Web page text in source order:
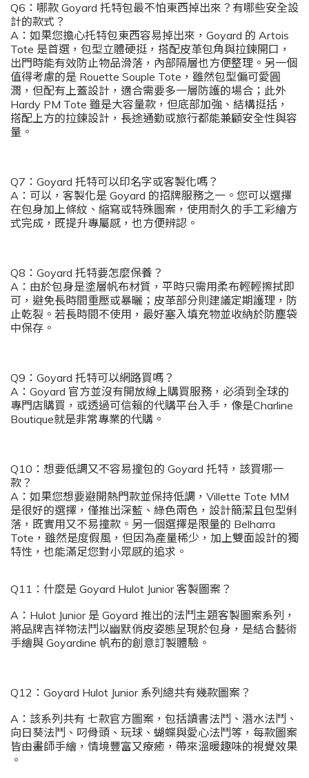
Q6：哪款 Goyard 托特包最不怕東西掉出來？有哪些安全設
計的款式？
A：如果您擔心托特包東西容易掉出來，Goyard 的 Artois
Tote 是首選，包型立體硬挺，搭配皮革包角與拉鍊開口，
出門時能有效防止物品滑落，內部隔層也方便整理。另一個
值得考慮的是 Rouette Souple Tote，雖然包型偏可愛圓
潤，但配有上蓋設計，適合需要多一層防護的場合；此外
Hardy PM Tote 雖是大容量款，但底部加強、結構挺括，
搭配上方的拉鍊設計，長途通勤或旅行都能兼顧安全性與容
量。
Q7：Goyard 托特可以印名字或客製化嗎？
A：可以，客製化是 Goyard 的招牌服務之一。您可以選擇
在包身加上條紋、縮寫或特殊圖案，使用耐久的手工彩繪方
式完成，既提升專屬感，也方便辨認。
Q8：Goyard 托特要怎麼保養？
A：由於包身是塗層帆布材質，平時只需用柔布輕輕擦拭即
可，避免長時間重壓或暴曬；皮革部分則建議定期護理，防
止乾裂。若長時間不使用，最好塞入填充物並收納於防塵袋
中保存。
Q9：Goyard 托特可以網路買嗎？
A：Goyard 官方並沒有開放線上購買服務，必須到全球的
專門店購買，或透過可信賴的代購平台入手，像是Charline
Boutique就是非常專業的代購。
Q10：想要低調又不容易撞包的 Goyard 托特，該買哪一
款？
A：如果您想要避開熱門款並保持低調，Villette Tote MM
是很好的選擇，僅推出深藍、綠色兩色，設計簡潔且包型俐
落，既實用又不易撞款。另一個選擇是限量的 Belharra
Tote，雖然是度假風，但因為產量稀少，加上雙面設計的獨
特性，也能滿足您對小眾感的追求。
Q11：什麼是 Goyard Hulot Junior 客製圖案？
A：Hulot Junior 是 Goyard 推出的法鬥主題客製圖案系列，
將品牌吉祥物法鬥以幽默俏皮姿態呈現於包身，是結合藝術
手繪與 Goyardine 帆布的創意訂製體驗。
Q12：Goyard Hulot Junior 系列總共有幾款圖案？
A：該系列共有 七款官方圖案，包括讀書法鬥、潛水法鬥、
向日葵法鬥、叼骨頭、玩球、蝴蝶與愛心法鬥等，每款圖案
皆由畫師手繪，情境豐富又療癒，帶來溫暖趣味的視覺效果
。